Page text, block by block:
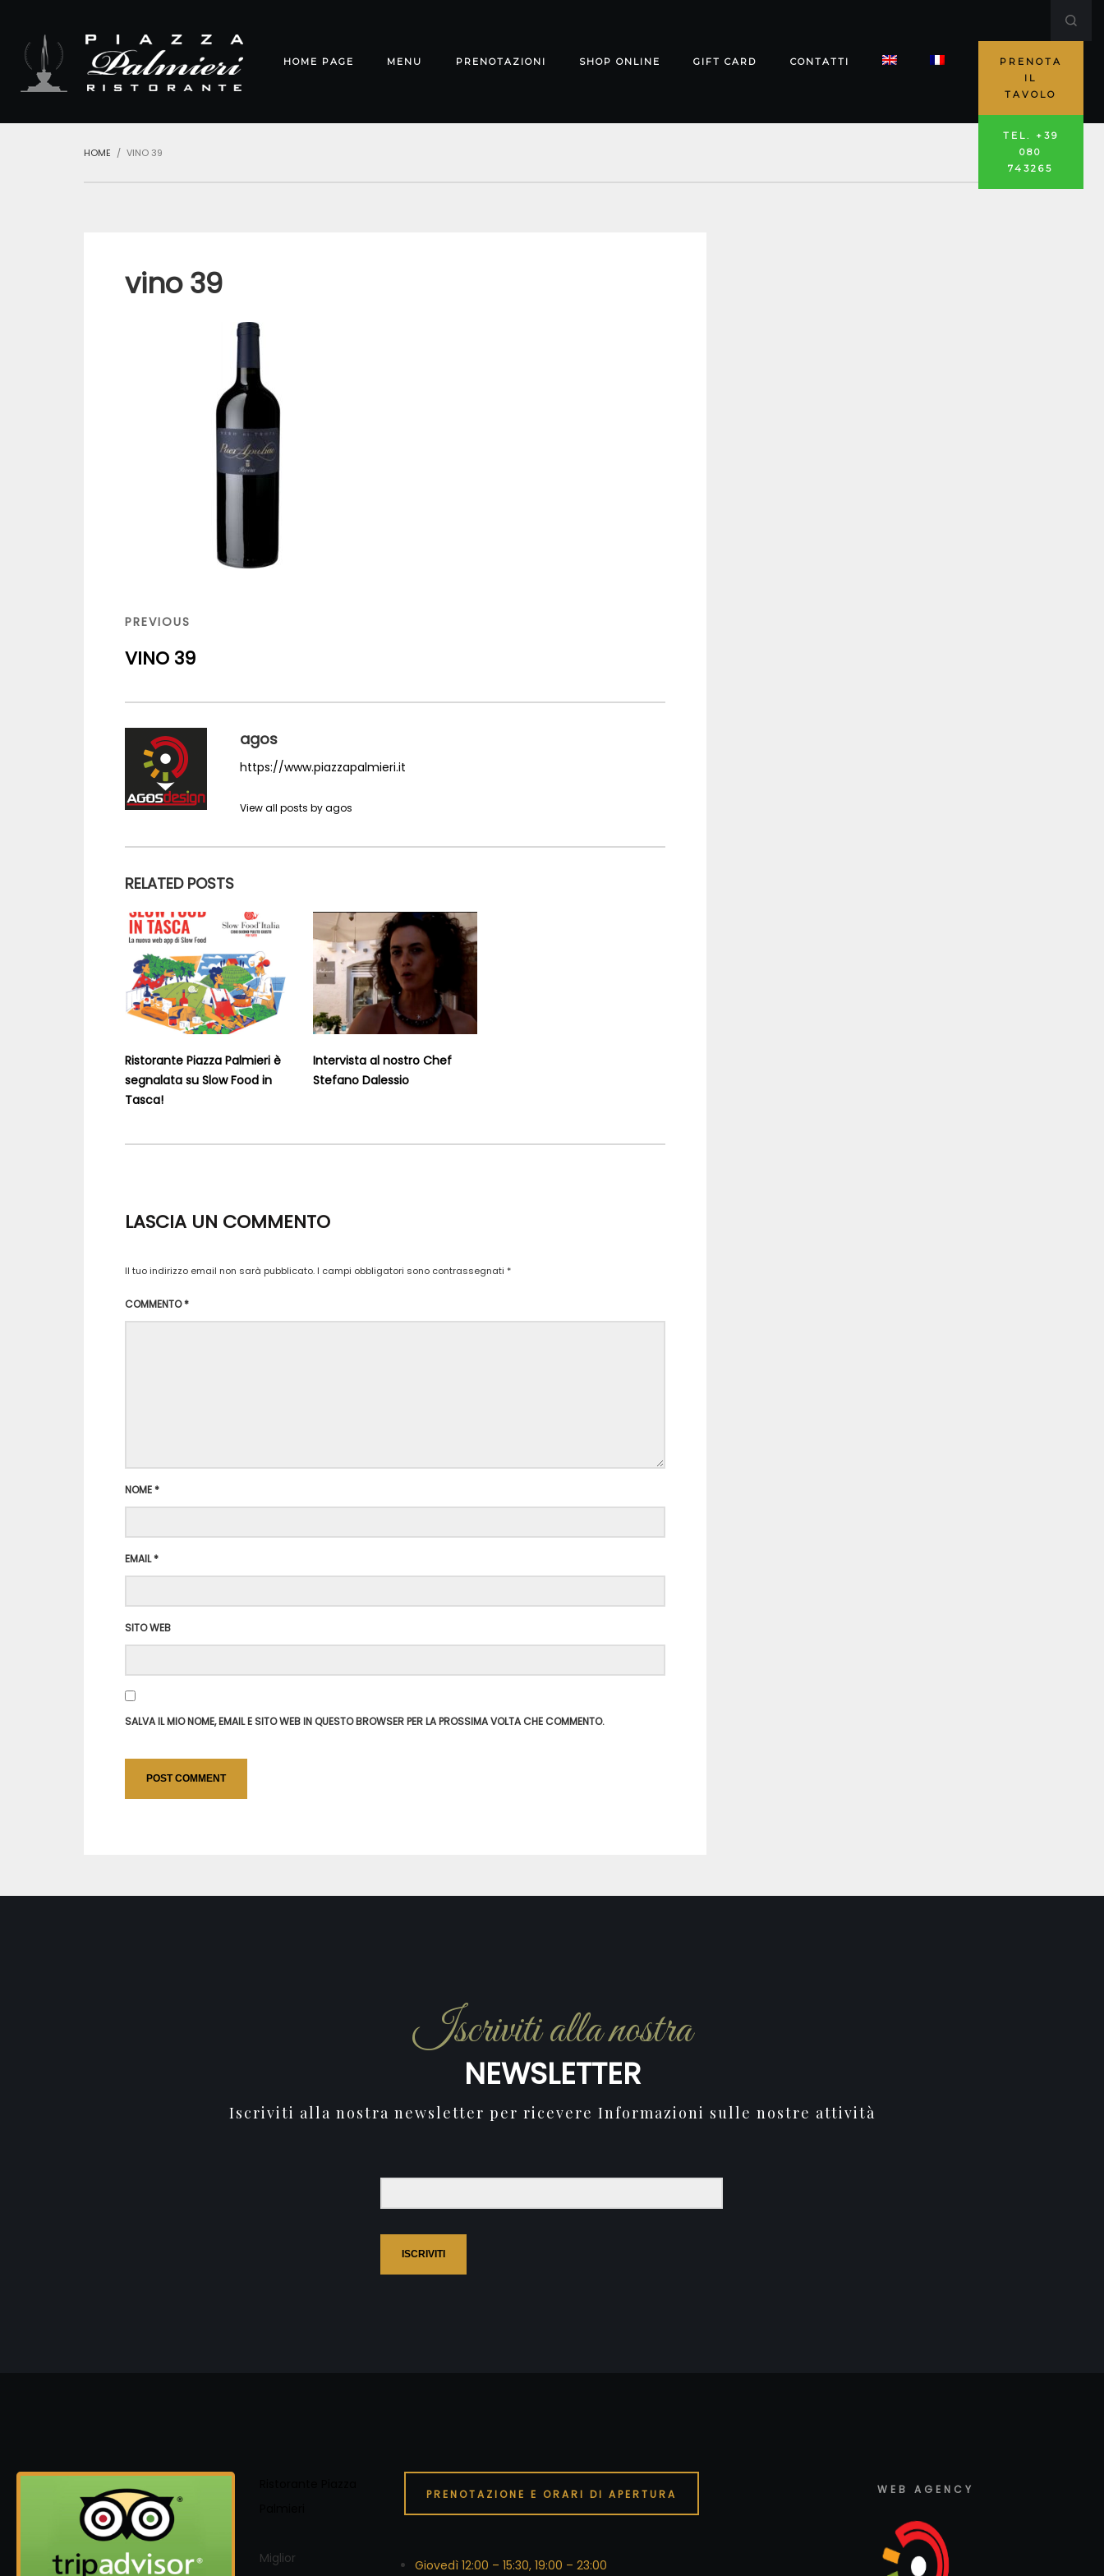
HOME PAGE MENU PRENOTAZIONI SHOP ONLINE GIFT CARD CONTATTI
PRENOTA
IL
TAVOLO
TEL. +39
080
743265
HOME VINO 39
vino 39
articoli
PREVIOUS
PREVIOUS
VINO 39
agos
https://www.piazzapalmieri.it
View all posts by agos
RELATED POSTS
Ristorante Piazza Palmieri è
segnalata su Slow Food in
Tasca!
Intervista al nostro Chef
Stefano Dalessio
LASCIA UN COMMENTO
Il tuo indirizzo email non sarà pubblicato. I campi obbligatori sono contrassegnati *
COMMENTO*
NOME*
EMAIL*
SITO WEB
SALVA IL MIO NOME, EMAIL E SITO WEB IN QUESTO BROWSER PER LA PROSSIMA VOLTA CHE COMMENTO.
Iscriviti alla nostra
NEWSLETTER
Iscriviti alla nostra newsletter per ricevere Informazioni sulle nostre attività
ISCRIVITI
Miglior
PRENOTAZIONE E ORARI DI APERTURA
Giovedì 12:00 – 15:30, 19:00 – 23:00
WEB AGENCY